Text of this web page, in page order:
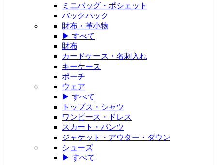
ミニバッグ・ポシェット
バックパック
財布・革小物
▶ すべて
財布
カードケース・名刺入れ
キーケース
ポーチ
ウェア
▶ すべて
トップス・シャツ
ワンピース・ドレス
スカート・パンツ
ジャケット・アウター・ダウン
シューズ
▶ すべて